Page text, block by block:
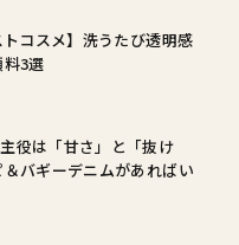
トコスメ】洗うたび透明感
3選
役は「甘さ」と「抜け
バギーデニムがあればい